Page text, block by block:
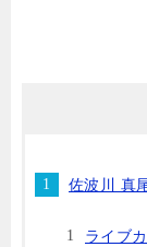
佐波川 真
ライブ